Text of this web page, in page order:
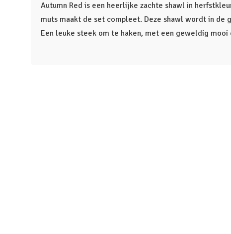
Autumn Red is een heerlijke zachte shawl in
muts maakt de set compleet. Deze shawl wordt in de
Een leuke steek om te haken, met een geweldig